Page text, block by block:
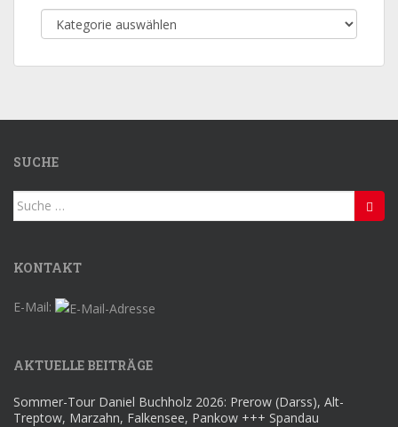
Themen-
Auswahl
SUCHE
Suche
nach:
KONTAKT
E-Mail:
AKTUELLE BEITRÄGE
Sommer-Tour Daniel Buchholz 2026: Prerow (Darss), Alt-
Treptow, Marzahn, Falkensee, Pankow +++ Spandau